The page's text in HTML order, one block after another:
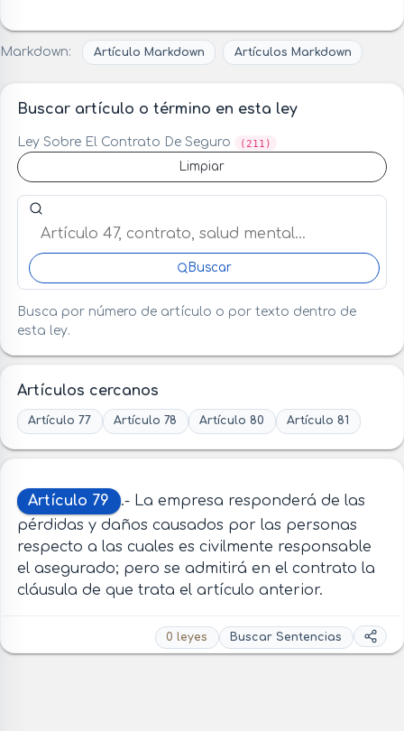
Markdown: Artículo Markdown Artículos Markdown
Buscar artículo o término en esta ley
Ley Sobre El Contrato De Seguro (211)
Limpiar
Buscar artículo o término en esta ley
Buscar
Busca por número de artículo o por texto dentro de
esta ley.
Artículos cercanos
Artículo 77 Artículo 78 Artículo 80 Artículo 81
Artículo 79
.- La empresa responderá de las
pérdidas y daños causados por las personas
respecto a las cuales es civilmente responsable
el asegurado; pero se admitirá en el contrato la
cláusula de que trata el artículo anterior.
0 leyes Buscar Sentencias